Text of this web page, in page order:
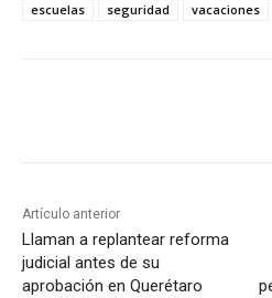
escuelas
seguridad vacaciones
Artículo anterior
Llaman a replantear reforma
judicial antes de su
aprobación en Querétaro